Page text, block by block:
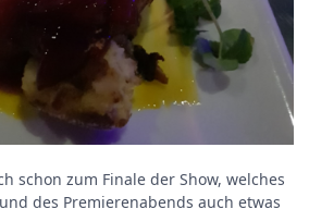
schon zum Finale der Show, welches
des Premierenabends auch etwas